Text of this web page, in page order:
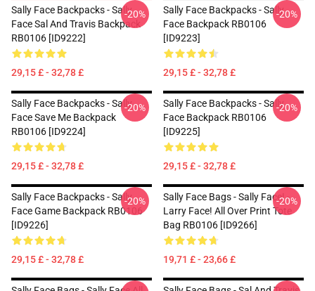
Sally Face Backpacks - Sally
Face Sal And Travis Backpack
RB0106 [ID9222]
29,15 £ - 32,78 £
-20%
Sally Face Backpacks - Sally
Face Backpack RB0106
[ID9223]
29,15 £ - 32,78 £
-20%
Sally Face Backpacks - Sally
Face Save Me Backpack
RB0106 [ID9224]
29,15 £ - 32,78 £
-20%
Sally Face Backpacks - Sally
Face Backpack RB0106
[ID9225]
29,15 £ - 32,78 £
-20%
Sally Face Backpacks - Sally
Face Game Backpack RB0106
[ID9226]
29,15 £ - 32,78 £
-20%
Sally Face Bags - Sally Face! -
Larry Face! All Over Print Tote
Bag RB0106 [ID9266]
19,71 £ - 23,66 £
-20%